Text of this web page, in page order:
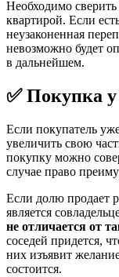
Необходимо
квартирой. Если
неузаконенная
невозможно будет
в дальнейшем.
✅ Покупка
Если покупатель
увеличить свою
покупку можно
случае право
Если долю продает
является
не отличается от
соседей придется,
них изъявит
состоится.